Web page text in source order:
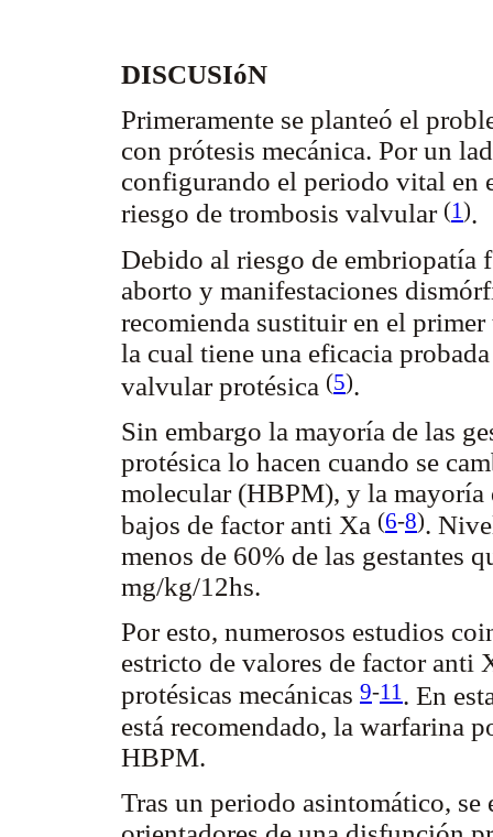
DISCUSIóN
Primeramente se planteó el
con prótesis mecánica. Por un
configurando el periodo vital en
riesgo de trombosis valvular (1).
Debido al riesgo de embriopatía
aborto y manifestaciones
recomienda sustituir en el
la cual tiene una eficacia
valvular protésica (5).
Sin embargo la mayoría de las
protésica lo hacen cuando se
molecular (HBPM), y la mayoría
bajos de factor anti Xa (6-8).
menos de 60% de las gestantes
mg/kg/12hs.
Por esto, numerosos estudios
estricto de valores de factor anti
protésicas mecánicas 9-11 . En
está recomendado, la warfarina
HBPM.
Tras un periodo asintomático,